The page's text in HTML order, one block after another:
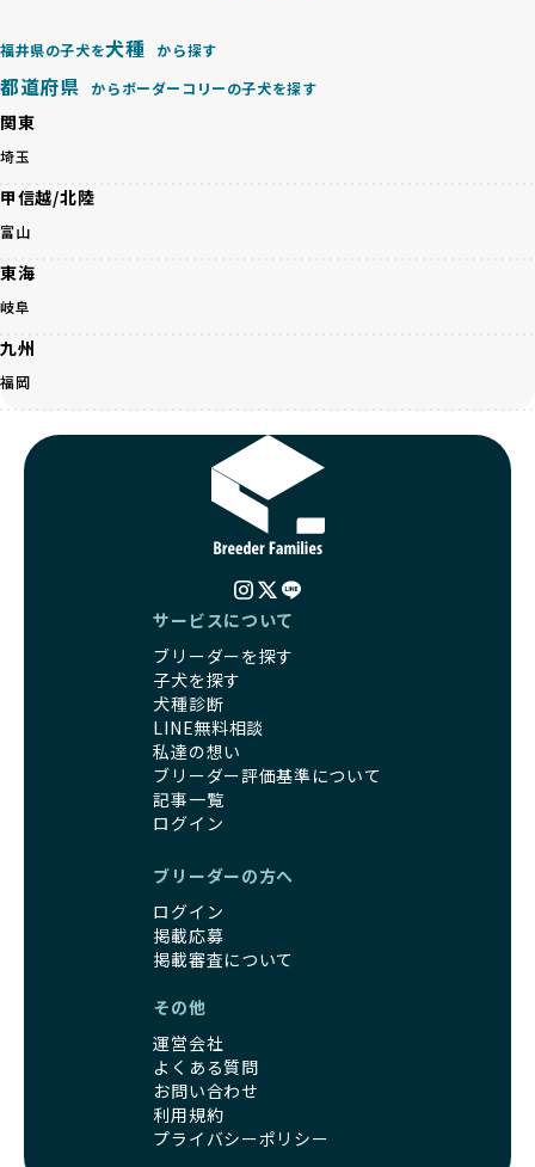
ーダー自身の理念や姿勢までも丁寧に確認しています。
さらに、こうした評価結果は透明性を持って公開されている
ため、どのブリーダーを選んでも安心して子犬をお迎えいた
だけます。
徹底した透明性こそが、BreederFamiliesの大きな特徴で
す。
BreederFamiliesは、ペット業界が抱える命の大量生産・大
量販売、負担の大きい流通構造、劣悪な飼育環境といった課
題に真摯に向き合っています。優良ブリーダーとの直接取引
を促進することで、無駄な命の消費を減らし、命を大切にす
る社会の実現を目指しています。
さらに、売上の一部を保護団体や保護団体を支援する公益法
人へ寄付しています。多くのペット販売業者が、動物福祉へ
の取り組みが不十分であることを理由に寄付を断られる中、
BreederFamiliesはその姿勢が評価され、寄付が実現してい
ます。この活動により、保護が必要なワンちゃんの救済や保
護活動の支援にも貢献しています。
BreederFamiliesのこうした取り組みは、目の前の子犬だけ
でなく、すべてのワンちゃんに優しい未来を創るための大き
な一歩です。ユーザーの皆さんがBreederFamiliesを通じて
身ともに健康に育つための環境づくりに全力を注いでいま
遺伝的なリスクを最小限に抑えた繁殖計画、栄養バランスが
考えられた食事、子犬がのびのびと動ける適度な運動環境、
さらに獣医師と連携した健康管理まで徹底しています。
その結果、BreederFamiliesを通じてお迎えする子犬は、元
気で健康なスタートを切れることが大きな魅力です。
子犬の社会性は、家庭でのしつけをスムーズにする重要なポ
イントです。BreederFamiliesのブリーダーは、母犬や兄弟
犬、人との触れ合いの時間をしっかり確保し、子犬が自然に
コミュニケーション能力を身につけられるよう育てていま
家庭に迎えたその日から、すでに社会性の基盤ができている
これにより、飼い主さんにとっても安心してスタートできる
BreederFamiliesのブリーダーは、犬種に関する豊富な知識
と経験を持っています。そのため、子犬を迎えた後の健康管
理やしつけ、生活スタイルに合わせた育て方について、丁寧
なアドバイスを受けられます。「この犬種ならではの特徴
ペットショップやオークションを介さずに直接飼い主に渡す
ことを大切にしています。また、彼らはお迎え先を自身で確
接の引き渡しを基本とします。
一方で、営利優先ブリーダーは、広範囲に販売するためにペ
を軽視しがちです。
「ペットショップ等を使わない」の詳細はこちら
近年、「小さくて可愛い」「珍しい毛色」という見た目の特
徴が人気を集め、高値で取引されることが多くなっていま
くありません。極小サイズは骨や心臓に負担がかかりやす
く、レアカラーには遺伝疾患のリスクが高まることがありま
す。
営利優先ブリーダーは、このような流行や需要に応じて無理
な繁殖を行いがちです。小柄な母犬を繁殖に多用して体に負
担をかけたり、子犬を小さく見せるために食事を減らすな
ど、健康を犠牲にした管理がされることもあります。このよ
うな方法では、ワンちゃんの免疫力や体力が低下し、飼い主
にとっても将来的な医療費やケアの負担が増える恐れがあり
優良ブリーダーは、こうした流行に流されず、ワンちゃんの
健康を最優先に考えています。特に小さいワンちゃんやレア
カラーの子犬を販売する場合は、健康リスクを十分に理解
し、飼い主にそのリスクについて丁寧に説明しています。食
事管理もしっかり行い、成長に必要な栄養を確保するなど、
ワンちゃんの健康を第一にした繁殖を心がけています。
「見た目以上に健康重視」の詳細はこちら
引退犬とは、繁殖期を終えたワンちゃんたちのことを指しま
を願っています。よって、引退後も自宅で飼育を続けるか、
信頼できる相手に譲渡するなど、ワンちゃんが幸せに暮らせ
るように配慮します。
一方、営利優先ブリーダーは引退犬を「コスト」として考
団体に引き渡されることもあり、ワンちゃんの生活が不安定
になる可能性が高まります。
引退犬に対する扱いがどうなっているかも、優良ブリーダー
を見分けるポイントとなります。
「引退犬も大切に」の詳細はこちら
社会化とは、ワンちゃんが人間や他の犬、日常の環境にスム
福井県の子犬を犬種 から探す
都道府県 からボーダーコリーの子犬を探す
関東
埼玉
甲信越/北陸
富山
東海
岐阜
九州
福岡
サービスについて
ブリーダーを探す
子犬を探す
犬種診断
LINE無料相談
私達の想い
ブリーダー評価基準について
記事一覧
ログイン
ブリーダーの方へ
ログイン
掲載応募
掲載審査について
その他
運営会社
よくある質問
お問い合わせ
利用規約
プライバシーポリシー